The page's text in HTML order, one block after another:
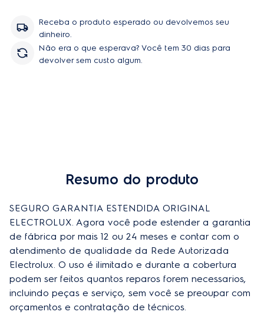
Receba o produto esperado ou devolvemos seu
dinheiro.
Não era o que esperava? Você tem 30 dias para
devolver sem custo algum.
Resumo do produto
SEGURO GARANTIA ESTENDIDA ORIGINAL
ELECTROLUX. Agora você pode estender a garantia
de fábrica por mais 12 ou 24 meses e contar com o
atendimento de qualidade da Rede Autorizada
Electrolux. O uso é ilimitado e durante a cobertura
podem ser feitos quantos reparos forem necessarios,
incluindo peças e serviço, sem você se preoupar com
orçamentos e contratação de técnicos.